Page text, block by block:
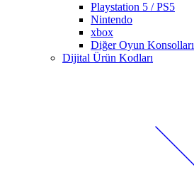
Playstation 5 / PS5
Nintendo
xbox
Diğer Oyun Konsolları
Dijital Ürün Kodları